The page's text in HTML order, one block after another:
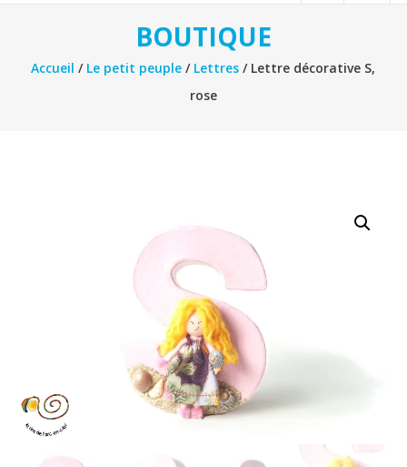
BOUTIQUE
Accueil / Le petit peuple / Lettres / Lettre décorative S,
rose